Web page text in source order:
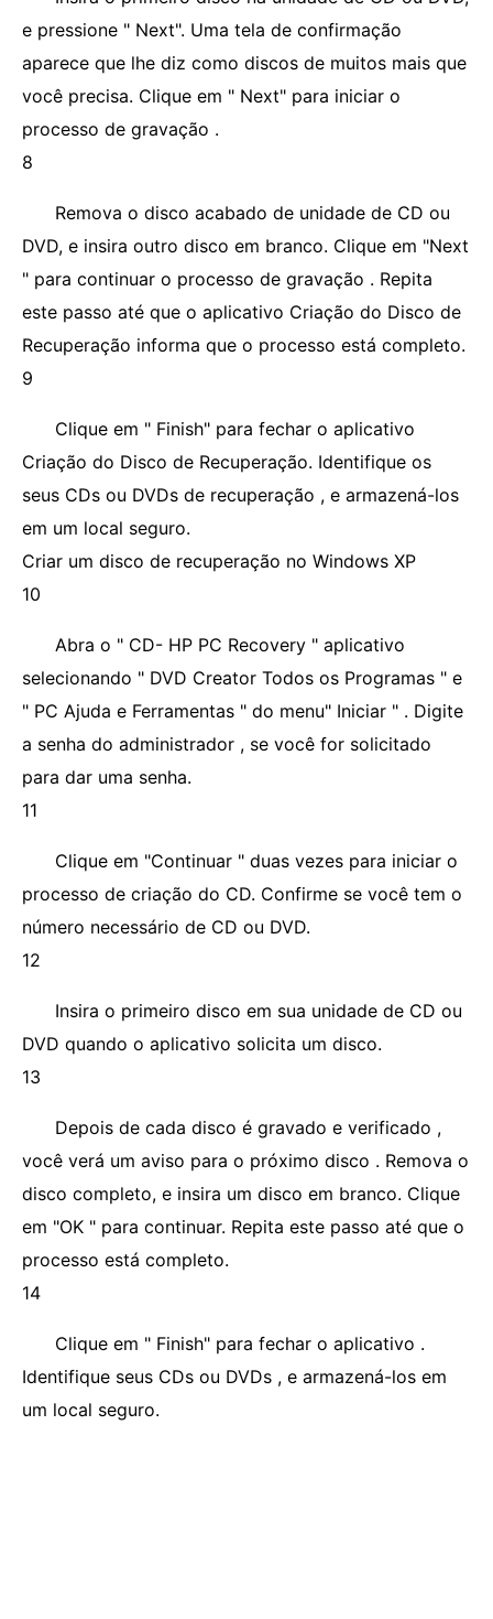
e pressione " Next". Uma tela de confirmação
aparece que lhe diz como discos de muitos mais que
você precisa. Clique em " Next" para iniciar o
processo de gravação .
8
Remova o disco acabado de unidade de CD ou
DVD, e insira outro disco em branco. Clique em "Next
" para continuar o processo de gravação . Repita
este passo até que o aplicativo Criação do Disco de
Recuperação informa que o processo está completo.
9
Clique em " Finish" para fechar o aplicativo
Criação do Disco de Recuperação. Identifique os
seus CDs ou DVDs de recuperação , e armazená-los
em um local seguro.
Criar um disco de recuperação no Windows XP
10
Abra o " CD- HP PC Recovery " aplicativo
selecionando " DVD Creator Todos os Programas " e
" PC Ajuda e Ferramentas " do menu" Iniciar " . Digite
a senha do administrador , se você for solicitado
para dar uma senha.
11
Clique em "Continuar " duas vezes para iniciar o
processo de criação do CD. Confirme se você tem o
número necessário de CD ou DVD.
12
Insira o primeiro disco em sua unidade de CD ou
DVD quando o aplicativo solicita um disco.
13
Depois de cada disco é gravado e verificado ,
você verá um aviso para o próximo disco . Remova o
disco completo, e insira um disco em branco. Clique
em "OK " para continuar. Repita este passo até que o
processo está completo.
14
Clique em " Finish" para fechar o aplicativo .
Identifique seus CDs ou DVDs , e armazená-los em
um local seguro.